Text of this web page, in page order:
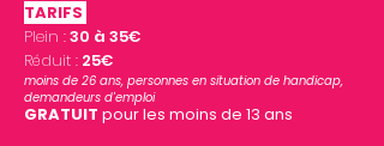
TARIFS
Plein :30 à 35€
Réduit : 25€
moins de 26 ans, personnes en situation de handicap,
demandeurs d'emploi
GRATUIT pour les moins de 13 ans